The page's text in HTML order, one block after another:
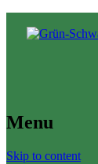
Menu
Skip to content